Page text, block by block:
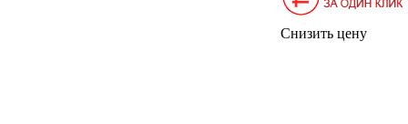
Снизить цену